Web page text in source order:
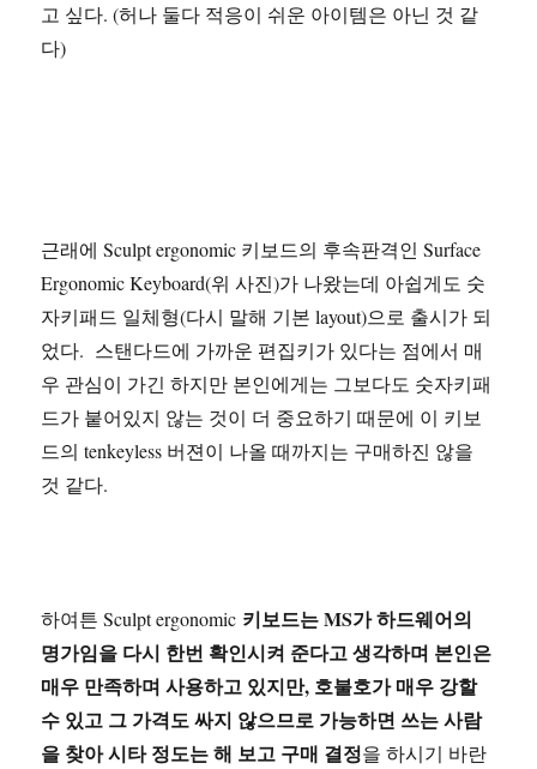
고 싶다. (허나 둘다 적응이 쉬운 아이템은 아닌 것 같
다)
근래에 Sculpt ergonomic 키보드의 후속판격인 Surface
Ergonomic Keyboard(위 사진)가 나왔는데 아쉽게도 숫
자키패드 일체형(다시 말해 기본 layout)으로 출시가 되
었다. 스탠다드에 가까운 편집키가 있다는 점에서 매
우 관심이 가긴 하지만 본인에게는 그보다도 숫자키패
드가 붙어있지 않는 것이 더 중요하기 때문에 이 키보
드의 tenkeyless 버젼이 나올 때까지는 구매하진 않을
것 같다.
하여튼 Sculpt ergonomic 키보드는 MS가 하드웨어의
명가임을 다시 한번 확인시켜 준다고 생각하며 본인은
매우 만족하며 사용하고 있지만, 호불호가 매우 강할
수 있고 그 가격도 싸지 않으므로 가능하면 쓰는 사람
을 찾아 시타 정도는 해 보고 구매 결정을 하시기 바란